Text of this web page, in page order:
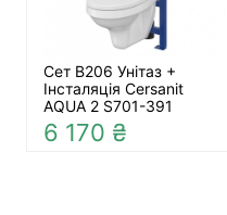
Сет В206 Унітаз +
Інсталяція Cersanit
AQUA 2 S701-391
6 170 ₴